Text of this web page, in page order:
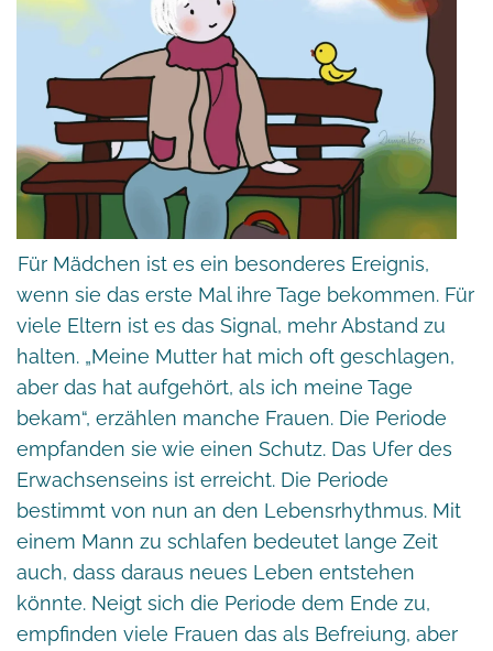
Für Mädchen ist es ein besonderes Ereignis,
wenn sie das erste Mal ihre Tage bekommen. Für
viele Eltern ist es das Signal, mehr Abstand zu
halten. „Meine Mutter hat mich oft geschlagen,
aber das hat aufgehört, als ich meine Tage
bekam“, erzählen manche Frauen. Die Periode
empfanden sie wie einen Schutz. Das Ufer des
Erwachsenseins ist erreicht. Die Periode
bestimmt von nun an den Lebensrhythmus. Mit
einem Mann zu schlafen bedeutet lange Zeit
auch, dass daraus neues Leben entstehen
könnte. Neigt sich die Periode dem Ende zu,
empfinden viele Frauen das als Befreiung, aber